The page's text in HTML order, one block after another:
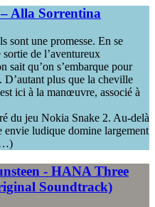
Alla Sorrentina
sont une promesse. En se
de l’aventureux
sait qu’on s’embarque pour
D’autant plus que la cheville
ici à la manœuvre, associé à
du jeu Nokia Snake 2. Au-delà
envie ludique domine largement
- HANA Three
Soundtrack)